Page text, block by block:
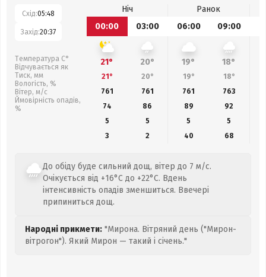
Схід:05:48
Захід:20:37
Температура С°
Відчувається як
Тиск, мм
Вологість, %
Вітер, м/с
Ймовірність опадів,
%
Ніч
Ранок
00:00
03:00 06:00 09:00
21° 20° 19° 18°
21° 20° 19° 18°
761
761 761 763
74
86 89 92
5
5 5
5
3
2 40 68
До обіду буде сильний дощ, вітер до 7 м/с.
Очікується від +16°C до +22°C. Вдень
інтенсивність опадів зменшиться. Ввечері
припиниться дощ.
Народні прикмети: "Мирона. Вітряний день ("Мирон-
вітрогон"). Який Мирон — такий і січень."